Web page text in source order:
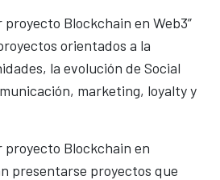
proyecto Blockchain en Web3”
orientados a la
la evolución de Social
marketing, loyalty y
proyecto Blockchain en
presentarse proyectos que